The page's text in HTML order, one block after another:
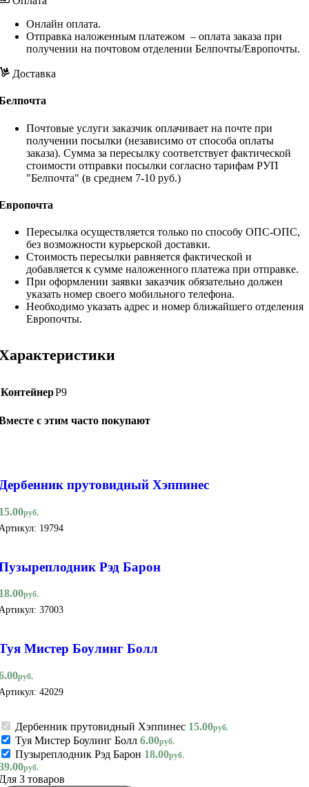
Онлайн оплата.
Отправка наложенным платежом – оплата заказа при
получении на почтовом отделении Белпочты/Европочты.
Доставка
Почтовые услуги заказчик оплачивает на почте при
получении посылки (независимо от способа оплаты
заказа). Сумма за пересылку соответствует фактической
стоимости отправки посылки согласно тарифам РУП
"Белпочта" (в среднем 7-10 руб.)
Пересылка осуществляется только по способу ОПС-ОПС,
без возможности курьерской доставки.
Стоимость пересылки равняется фактической и
добавляется к сумме наложенного платежа при отправке.
При оформлении заявки заказчик обязательно должен
указать номер своего мобильного телефона.
Необходимо указать адрес и номер ближайшего отделения
Европочты.
КонтейнерР9
с этим часто покупают
прутовидный Хэппинес
руб.
19794
Рэд Барон
руб.
37003
Мистер Боулинг Болл
руб.
42029
Дербенник прутовидный Хэппинес 15.00руб.
Туя Мистер Боулинг Болл 6.00руб.
Пузыреплодник Рэд Барон 18.00руб.
руб.
3 товаров